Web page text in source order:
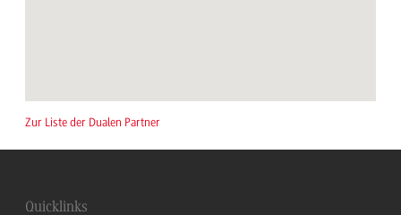
Zur Liste der Dualen Partner
Quicklinks